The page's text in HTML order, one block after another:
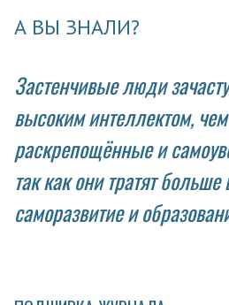
А ВЫ ЗНАЛИ?
Застенчивые люди
высоким интеллектом,
раскрепощённые и
так как они тратят
саморазвитие и